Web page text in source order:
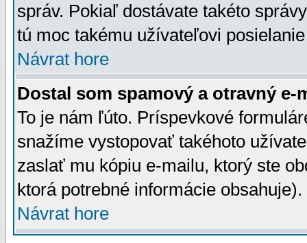
správ. Pokiaľ dostávate takéto
tú moc takému užívateľovi
Návrat hore
Dostal som spamový a otravný e-
To je nám ľúto. Príspevkové
snažíme vystopovať takéhoto
zaslať mu kópiu e-mailu, ktorý ste
ktorá potrebné informácie
Návrat hore